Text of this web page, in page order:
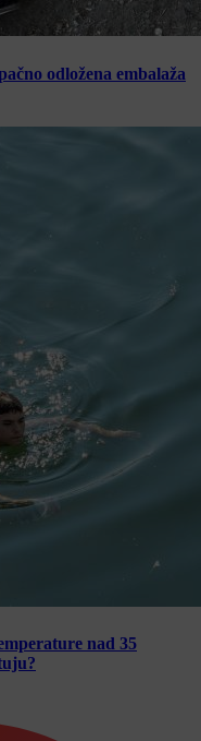
odložena embalaža
nad 35